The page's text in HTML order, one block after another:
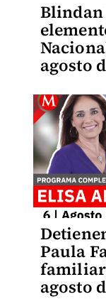
Blindan
agosto
Paula
familiar
agosto